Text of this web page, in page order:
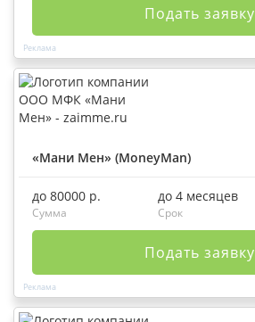
Подать заявку
«Мани Мен» (MoneyMan)
до 80000 р.
Сумма
до 4 месяцев
Срок
Подать заявку